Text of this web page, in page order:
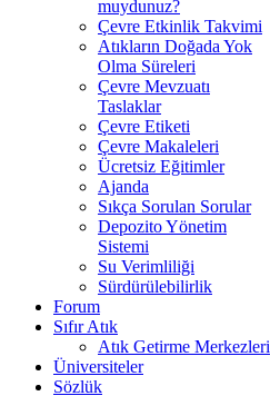
muydunuz?
Çevre Etkinlik Takvimi
Atıkların Doğada Yok
Olma Süreleri
Çevre Mevzuatı
Taslaklar
Çevre Etiketi
Çevre Makaleleri
Ücretsiz Eğitimler
Ajanda
Sıkça Sorulan Sorular
Depozito Yönetim
Sistemi
Su Verimliliği
Sürdürülebilirlik
Forum
Sıfır Atık
Atık Getirme Merkezleri
Üniversiteler
Sözlük